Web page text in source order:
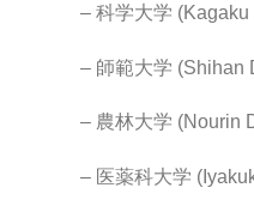
– 科学大学
– 師範大学 (Shihan
– 農林大学 (Nourin
– 医薬科大学